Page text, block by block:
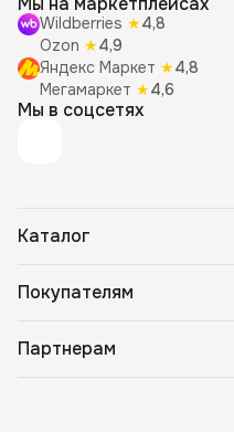
Wildberries ★4,8
Ozon ★4,9
Яндекс Маркет ★4,8
Мегамаркет ★4,6
Мы в соцсетях
Каталог
Покупателям
Партнерам